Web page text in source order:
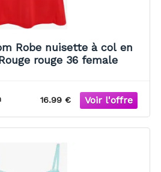
Robe nuisette à col en
rouge 36 female
16.99 €